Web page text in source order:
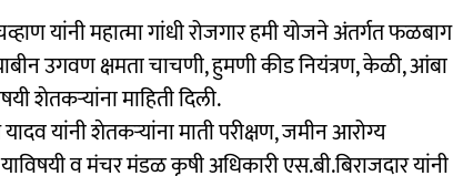
यांनी महात्मा गांधी रोजगार हमी योजने अंतर्गत फळबाग
उगवण क्षमता चाचणी, हुमणी कीड नियंत्रण, केळी, आंबा
शेतकऱ्यांना माहिती दिली.
यादव यांनी शेतकऱ्यांना माती परीक्षण, जमीन आरोग्य
व मंचर मंडळ कृषी अधिकारी एस.बी.बिराजदार यांनी